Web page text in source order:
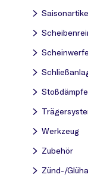
Werkzeug
Zubehör
Zünd-/